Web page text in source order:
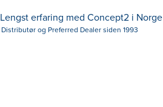
Lengst erfaring med Concept2 i Norge
Distributør og Preferred Dealer siden 1993